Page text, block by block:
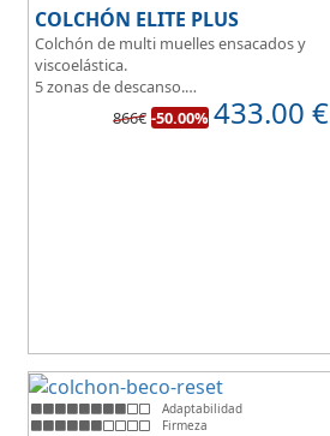
COLCHÓN ELITE PLUS
Colchón de multi muelles ensacados y
viscoelástica.
5 zonas de descanso.
Box perimetral HR30K multiperforado.
Para personas que buscan la comodidad
866€ -50.00% 433.00 €
Adaptabilidad
Firmeza